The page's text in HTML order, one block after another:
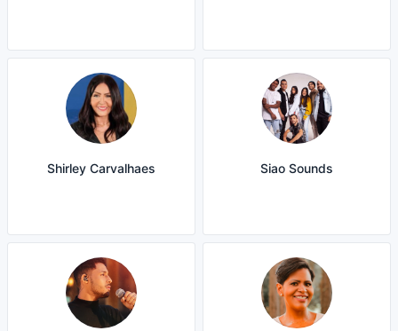
Shirley Carvalhaes Siao Sounds